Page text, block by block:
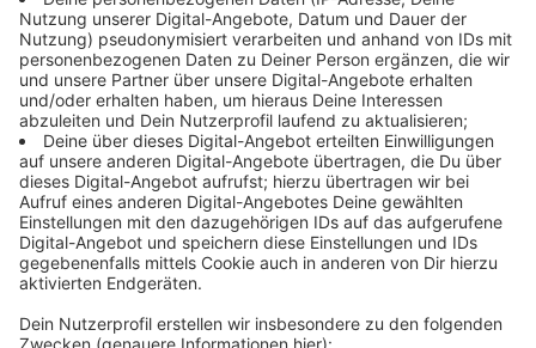
Konkret geht das Promotionsrecht an einen
Dachverband, dem neben der Hochschule Niederrhein
auch noch 20 weitere Hochschulen für angewandte
Wissenschaften angehören. Sie alle dürfen künftig
eigenständige Promotionsverfahren durchführen und
Doktorgrade verleihen. Dafür hatte sich im Sommer
bereits der Wissenschaftsrat ausgesprochen. Jetzt
hat auch das Land grünes Licht gegeben. So soll das
Studium an einer Hochschule noch attraktiver werden.
Denn hier gebe es ein praxisnahes Angebot und eine
heißt es vom Land NRW.